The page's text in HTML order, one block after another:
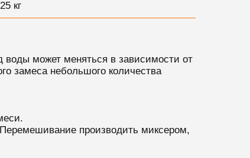
кг
воды может меняться в зависимости от
замеса небольшого количества
производить миксером,